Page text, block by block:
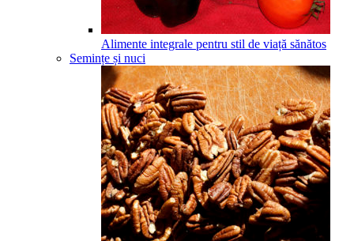
Alimente integrale pentru stil de viață sănătos
Semințe și nuci